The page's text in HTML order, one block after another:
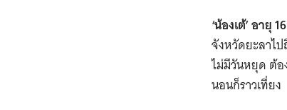
‘น้องเต้’ อายุ
จังหวัดยะลาไ
ไม่มีวันหยุด ต้อ
นอนก็ราวเที่ยง